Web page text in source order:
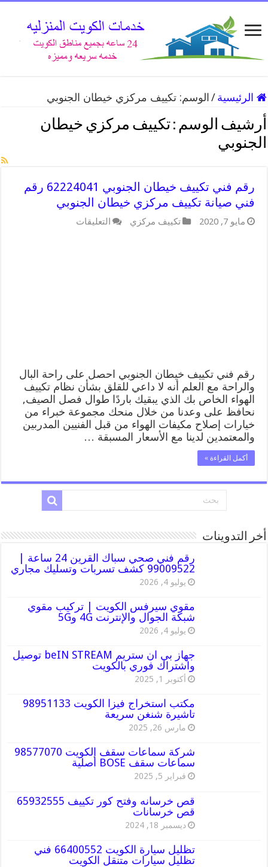
الرئيسية / الوسم:تكييف مركزي خيطان الجنوبي
أرشيف الوسم :تكييف مركزي خيطان
الجنوبي
رقم فني تكييف خيطان الجنوبي 62224041 رقم
فني صيانة تكييف مركزي خيطان الجنوبي
مايو 7, 2020 تكييف مركزي التعليقات
رقم فني تكييف خيطان الجنوبي احصل على راحة البال
والراحة مع العلم أنه لا داعي للقلق بشأن نظام تكييف
الهواء الخاص بك الذي يبقيك باردًا طوال فصل الصيف,
نحافظ على وعدنا من خلال منحك مجموعة خبراء من
خيارات إصلاح مكيفات الهواء من قبل الفنيين المدربين
والمعتمدين لدينا مع الأسعار المسبقة …
أكمل القراءة »
أخر التدوينات
رقم فني صحي سباك القرين 24 ساعة |
99009522 كشف تسربات وتسليك مجاري
يوليو 4, 2026
مقوي سيرفس الكويت | تركيب مقوي
شبكة الجوال والإنترنت 4G و5G
يوليو 4, 2026
جهاز بي ان ستريم beIN STREAM توصيل
واشتراك فوري بالكويت
أكتوبر 1, 2025
مكتب استخراج فيزا الكويت 98951133
تاشيرة شنغن سريعة
مارس 26, 2025
شركة سماعات سقف الكويت 98577070
سماعات سقف BOSE أصلية
فبراير 5, 2025
قص خرسانه وفتح كور تكييف 65932555
قص خرسانات
ديسمبر 18, 2024
تظليل سيارة الكويت 66400552 فني
تظليل سيارات متنقل الكويت